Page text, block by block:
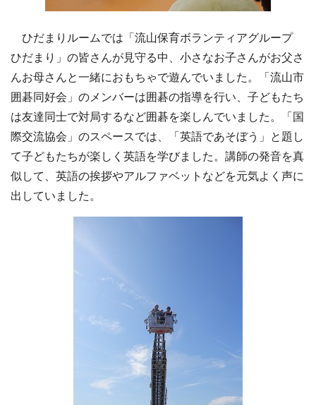
ひだまりルームでは「流山保育ボランティアグループ
ひだまり」の皆さんが見守る中、小さなお子さんがお父さ
んお母さんと一緒におもちゃで遊んでいました。「流山市
囲碁同好会」のメンバーは囲碁の指導を行い、子どもたち
は友達同士で対局するなど囲碁を楽しんでいました。「国
際交流協会」のスペースでは、「英語であそぼう」と題し
て子どもたちが楽しく英語を学びました。講師の発音を真
似して、英語の挨拶やアルファベットなどを元気よく声に
出していました。